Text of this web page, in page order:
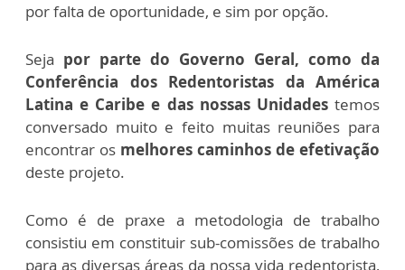
por falta de oportunidade, e sim por opção.
Seja por parte do Governo Geral, como da
Conferência dos Redentoristas da América
Latina e Caribe e das nossas Unidadestemos
conversado muito e feito muitas reuniões para
encontrar os melhores caminhos de efetivação
deste projeto.
Como é de praxe a metodologia de trabalho
consistiu em constituir sub-comissões de trabalho
para as diversas áreas da nossa vida redentorista,